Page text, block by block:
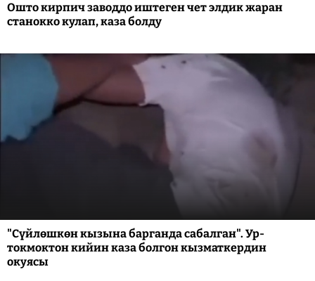
Ошто кирпич заводдо иштеген чет элдик жаран
станокко кулап, каза болду
"Сүйлөшкөн кызына барганда сабалган". Ур-
токмоктон кийин каза болгон кызматкердин
окуясы